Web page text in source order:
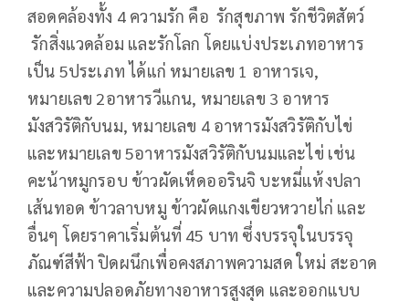
สอดคล้องทั้ง 4 ความรัก คือ รักสุขภาพ รักชีวิตสัตว์
รักสิ่งแวดล้อม และรักโลก โดยแบ่งประเภทอาหาร
เป็น 5ประเภท ได้แก่ หมายเลข 1 อาหารเจ,
หมายเลข 2อาหารวีแกน, หมายเลข 3 อาหาร
มังสวิรัติกับนม, หมายเลข 4 อาหารมังสวิรัติกับไข่
และหมายเลข 5อาหารมังสวิรัติกับนมและไข่ เช่น
คะน้าหมูกรอบ ข้าวผัดเห็ดออรินจิ บะหมี่แห้งปลา
เส้นทอด ข้าวลาบหมู ข้าวผัดแกงเขียวหวายไก่ และ
อื่นๆ โดยราคาเริ่มต้นที่ 45 บาท ซึ่งบรรจุในบรรจุ
ภัณฑ์สีฟ้า ปิดผนึกเพื่อคงสภาพความสด ใหม่ สะอาด
และความปลอดภัยทางอาหารสูงสุด และออกแบบ